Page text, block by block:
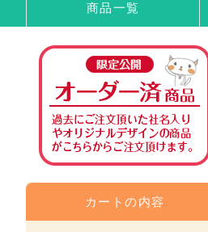
商品一覧
カートの内容